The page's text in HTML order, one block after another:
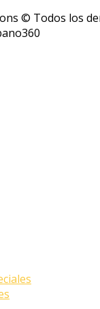
© Todos los